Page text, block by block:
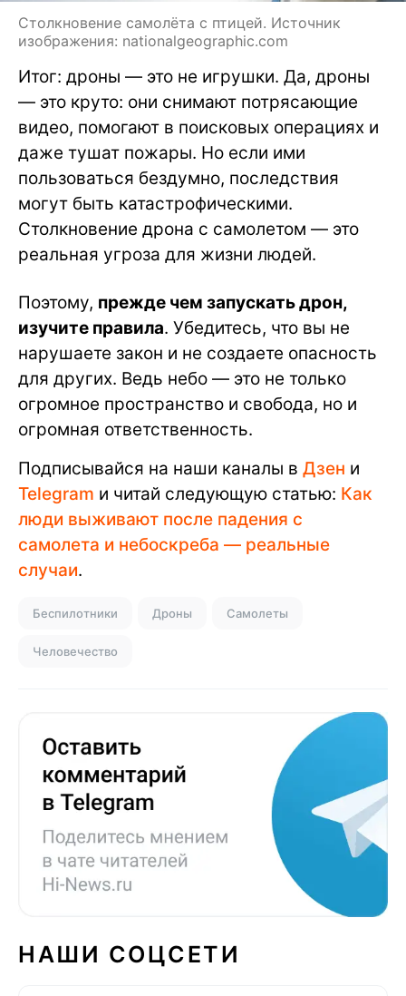
Столкновение самолёта с птицей. Источник
изображения: nationalgeographic.com
Итог: дроны — это не игрушки. Да, дроны
— это круто: они снимают потрясающие
видео, помогают в поисковых операциях и
даже тушат пожары. Но если ими
пользоваться бездумно, последствия
могут быть катастрофическими.
Столкновение дрона с самолетом — это
реальная угроза для жизни людей.
Поэтому, прежде чем запускать дрон,
изучите правила. Убедитесь, что вы не
нарушаете закон и не создаете опасность
для других. Ведь небо — это не только
огромное пространство и свобода, но и
огромная ответственность.
Подписывайся на наши каналы в Дзен и
Telegram и читай следующую статью: Как
люди выживают после падения с
самолета и небоскреба — реальные
случаи.
Беспилотники Дроны Самолеты
Человечество
НАШИ СОЦСЕТИ